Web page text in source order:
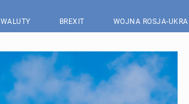
WALUTY BREXIT WOJNA ROSJA-